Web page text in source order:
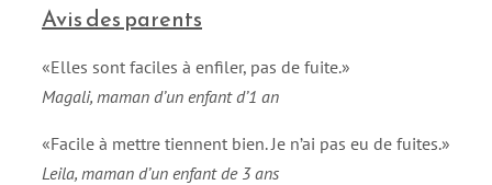
Avis des parents
«Elles sont faciles à enfiler, pas de fuite.»
Magali, maman d’un enfant d’1 an
«Facile à mettre tiennent bien. Je n’ai pas eu de fuites.»
Leila, maman d’un enfant de 3 ans